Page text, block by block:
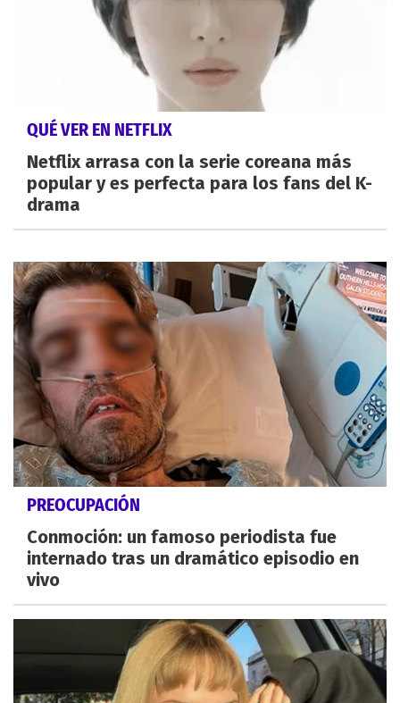
QUÉ VER EN NETFLIX
Netflix arrasa con la serie coreana más
popular y es perfecta para los fans del K-
drama
PREOCUPACIÓN
Conmoción: un famoso periodista fue
internado tras un dramático episodio en
vivo